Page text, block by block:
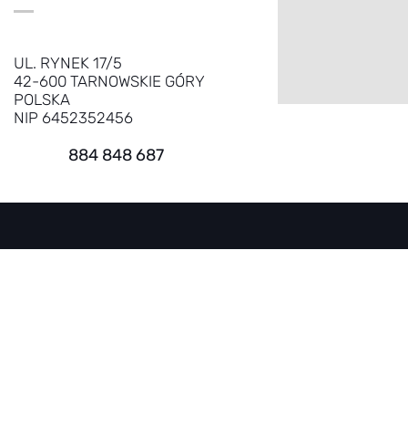
UL. RYNEK 17/5
42-600 TARNOWSKIE GÓRY
POLSKA
NIP 6452352456
884 848 687